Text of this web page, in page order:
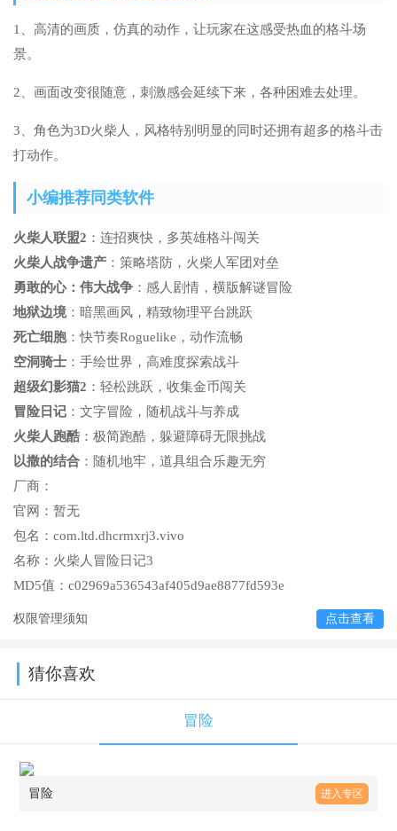
1、高清的画质，仿真的动作，让玩家在这感受热血的格斗场
景。
2、画面改变很随意，刺激感会延续下来，各种困难去处理。
3、角色为3D火柴人，风格特别明显的同时还拥有超多的格斗击
打动作。
小编推荐同类软件
火柴人联盟2 ：连招爽快，多英雄格斗闯关
火柴人战争遗产 ：策略塔防，火柴人军团对垒
勇敢的心：伟大战争 ：感人剧情，横版解谜冒险
地狱边境：暗黑画风，精致物理平台跳跃
死亡细胞：快节奏Roguelike，动作流畅
空洞骑士 ：手绘世界，高难度探索战斗
超级幻影猫2 ：轻松跳跃，收集金币闯关
冒险日记 ：文字冒险，随机战斗与养成
火柴人跑酷：极简跑酷，躲避障碍无限挑战
以撒的结合 ：随机地牢，道具组合乐趣无穷
厂商：
官网： 暂无
包名： com.ltd.dhcrmxrj3.vivo
名称： 火柴人冒险日记3
MD5值： c02969a536543af405d9ae8877fd593e
权限管理须知 点击查看
猜你喜欢
冒险
冒险 进入专区